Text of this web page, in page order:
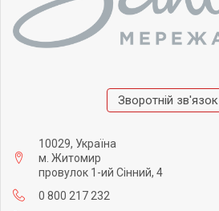
Зворотній зв'язок
10029, Україна
м. Житомир
провулок 1-ий Сінний, 4
0 800 217 232